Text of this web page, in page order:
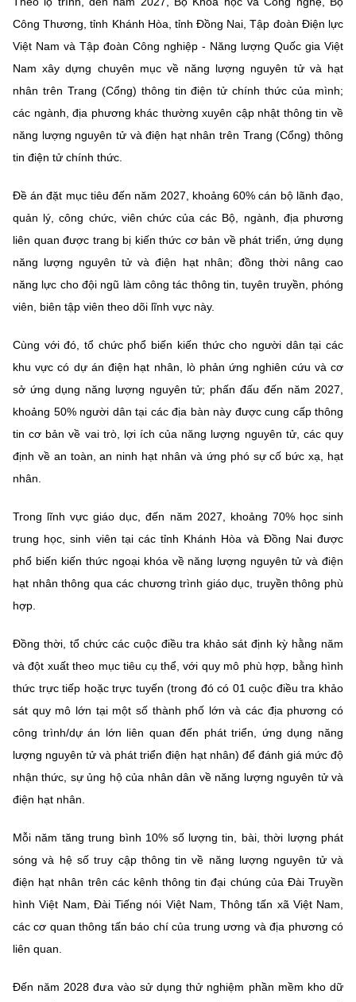
Tiêu chuẩn, đo lường, chất lượng
Voice
Nhiệm vụ trọng tâm
Chọn ngôn ngữ
Vietnamese English
BỘ KHOA HỌC VÀ CÔNG NGHỆ
MINISTRY OF SCIENCE AND TECHNOLOGY
Điều khoản sử dụng Theo dõi MST: Góp ý
Cơ quan chủ quản: Bộ Khoa học và Công nghệ (MST)
Giám đốc Trung tâm Truyền thông Khoa học và Công nghệ.
Liên hệ
Điện thoại: 024 3936 9506
Email:stc@mst.gov.vn
©2026 Bản quyền thuộc Bộ Khoa Học và Công Nghệ
(Ghi rõ nguồn "https://mst.gov.vn" khi phát hành lại thông tin từ
Công Thương, tỉnh Khánh Hòa, tỉnh Đồng Nai, Tập đoàn Điện lực
Việt Nam và Tập đoàn Công nghiệp - Năng lượng Quốc gia Việt
Nam xây dựng chuyên mục về năng lượng nguyên tử và hạt
nhân trên Trang (Cổng) thông tin điện tử chính thức của mình;
các ngành, địa phương khác thường xuyên cập nhật thông tin về
năng lượng nguyên tử và điện hạt nhân trên Trang (Cổng) thông
tin điện tử chính thức.
Đề án đặt mục tiêu đến năm 2027, khoảng 60% cán bộ lãnh đạo,
quản lý, công chức, viên chức của các Bộ, ngành, địa phương
liên quan được trang bị kiến thức cơ bản về phát triển, ứng dụng
năng lượng nguyên tử và điện hạt nhân; đồng thời nâng cao
năng lực cho đội ngũ làm công tác thông tin, tuyên truyền, phóng
viên, biên tập viên theo dõi lĩnh vực này.
Cùng với đó, tổ chức phổ biến kiến thức cho người dân tại các
khu vực có dự án điện hạt nhân, lò phản ứng nghiên cứu và cơ
sở ứng dụng năng lượng nguyên tử; phấn đấu đến năm 2027,
khoảng 50% người dân tại các địa bàn này được cung cấp thông
tin cơ bản về vai trò, lợi ích của năng lượng nguyên tử, các quy
định về an toàn, an ninh hạt nhân và ứng phó sự cố bức xạ, hạt
nhân.
Trong lĩnh vực giáo dục, đến năm 2027, khoảng 70% học sinh
trung học, sinh viên tại các tỉnh Khánh Hòa và Đồng Nai được
phổ biến kiến thức ngoại khóa về năng lượng nguyên tử và điện
hạt nhân thông qua các chương trình giáo dục, truyền thông phù
hợp.
Đồng thời, tổ chức các cuộc điều tra khảo sát định kỳ hằng năm
và đột xuất theo mục tiêu cụ thể, với quy mô phù hợp, bằng hình
thức trực tiếp hoặc trực tuyến (trong đó có 01 cuộc điều tra khảo
sát quy mô lớn tại một số thành phố lớn và các địa phương có
công trình/dự án lớn liên quan đến phát triển, ứng dụng năng
lượng nguyên tử và phát triển điện hạt nhân) để đánh giá mức độ
nhận thức, sự ủng hộ của nhân dân về năng lượng nguyên tử và
điện hạt nhân.
Mỗi năm tăng trung bình 10% số lượng tin, bài, thời lượng phát
sóng và hệ số truy cập thông tin về năng lượng nguyên tử và
điện hạt nhân trên các kênh thông tin đại chúng của Đài Truyền
hình Việt Nam, Đài Tiếng nói Việt Nam, Thông tấn xã Việt Nam,
các cơ quan thông tấn báo chí của trung ương và địa phương có
liên quan.
Đến năm 2028 đưa vào sử dụng thử nghiệm phần mềm kho dữ